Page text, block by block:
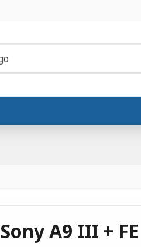
Sony A9 III +